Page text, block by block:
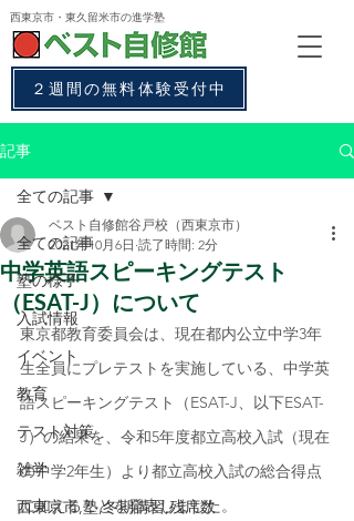
西東京市・東久留米市の進学塾
２週間の無料体験受付中
記事
全ての記事
塾の様子
入試情報
イベント
教育
テスト対策
雑学
西東京市,塾,冬期講習,残席数
全ての記事
中学英語スピーキングテスト
（ESAT-J）について
ベスト自修館谷戸校（西東京市）
2021年10月6日 読了時間: 2分
東京都教育委員会は、現在都内公立中学3年
生全員にプレテストを実施している、中学英
語スピーキングテスト（ESAT-J、以下ESAT-
J）の結果を、令和5年度都立高校入試（現在
の中学2年生）より都立高校入試の総合得点
に加えることを発表しました。